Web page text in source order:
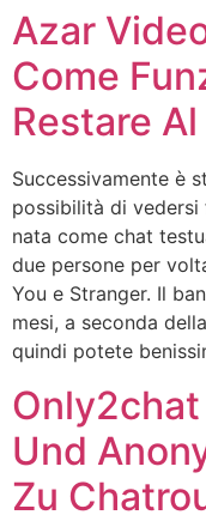
Azar
Come
Restare
Successivamente è
possibilità di
nata come chat
due persone per
You e Stranger. Il
mesi, a seconda
quindi potete
Und
Zu